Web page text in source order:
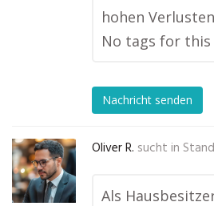
hohen
No tags for
Nachricht senden
Oliver R. sucht in
Als